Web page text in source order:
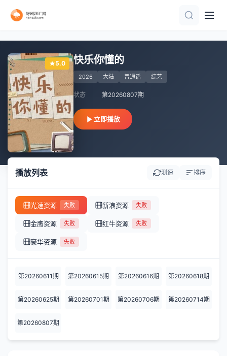
5.0 快乐你懂的
2026 大陆 普通话 综艺
状态 第20260807期
立即播放
播放列表 测速 排序
光速资源 失败 新浪资源 失败
金鹰资源 失败 红牛资源 失败
豪华资源 失败
第20260611期 第20260615期 第20260616期 第20260618期
第20260625期 第20260701期 第20260706期 第20260714期
第20260807期
第6集完结
第10集完结
第2期
第5集完结
更新至第1集
已完结 共6期
更新至20260801期
第1集
更新至02期
连载中 连载到2期